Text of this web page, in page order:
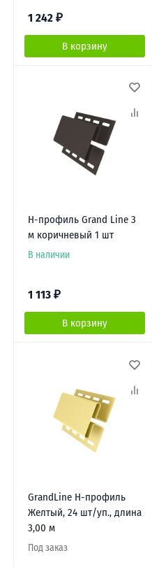
1 242 ₽
В корзину
Н-профиль Grand Line 3
м коричневый 1 шт
В наличии
1 113 ₽
В корзину
GrandLine Н-профиль
Желтый, 24 шт/уп., длина
3,00 м
Под заказ